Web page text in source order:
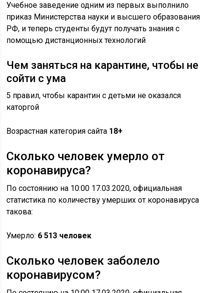
Учебное заведение одним из первых выполнило
приказ Министерства науки и высшего образования
РФ, и теперь студенты будут получать знания с
помощью дистанционных технологий
Чем заняться на карантине, чтобы не
сойти с ума
5 правил, чтобы карантин с детьми не оказался
каторгой
Возрастная категория сайта 18+
Сколько человек умерло от
коронавируса?
По состоянию на 10:00 17.03.2020, официальная
статистика по количеству умерших от коронавируса
такова:
Умерло: 6 513 человек
Сколько человек заболело
коронавирусом?